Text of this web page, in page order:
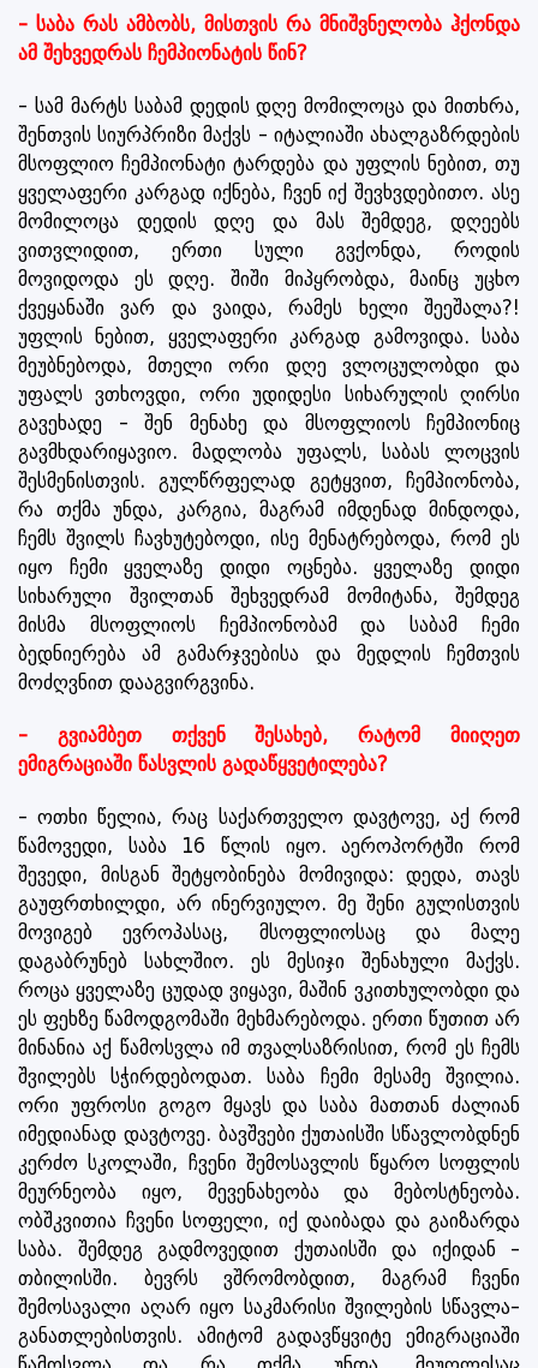
- საბა რას ამბობს, მისთვის რა მნიშვნელობა ჰქონდა
ამ შეხვედრას ჩემპიონატის წინ?
- სამ მარტს საბამ დედის დღე მომილოცა და მითხრა,
შენთვის სიურპრიზი მაქვს - იტალიაში ახალგაზრდების
მსოფლიო ჩემპიონატი ტარდება და უფლის ნებით, თუ
ყველაფერი კარგად იქნება, ჩვენ იქ შევხვდებითო. ასე
მომილოცა დედის დღე და მას შემდეგ, დღეებს
ვითვლიდით, ერთი სული გვქონდა, როდის
მოვიდოდა ეს დღე. შიში მიპყრობდა, მაინც უცხო
ქვეყანაში ვარ და ვაიდა, რამეს ხელი შეეშალა?!
უფლის ნებით, ყველაფერი კარგად გამოვიდა. საბა
მეუბნებოდა, მთელი ორი დღე ვლოცულობდი და
უფალს ვთხოვდი, ორი უდიდესი სიხარულის ღირსი
გავეხადე - შენ მენახე და მსოფლიოს ჩემპიონიც
გავმხდარიყავიო. მადლობა უფალს, საბას ლოცვის
შესმენისთვის. გულწრფელად გეტყვით, ჩემპიონობა,
რა თქმა უნდა, კარგია, მაგრამ იმდენად მინდოდა,
ჩემს შვილს ჩავხუტებოდი, ისე მენატრებოდა, რომ ეს
იყო ჩემი ყველაზე დიდი ოცნება. ყველაზე დიდი
სიხარული შვილთან შეხვედრამ მომიტანა, შემდეგ
მისმა მსოფლიოს ჩემპიონობამ და საბამ ჩემი
ბედნიერება ამ გამარჯვებისა და მედლის ჩემთვის
მოძღვნით დააგვირგვინა.
- გვიამბეთ თქვენ შესახებ, რატომ მიიღეთ
ემიგრაციაში წასვლის გადაწყვეტილება?
- ოთხი წელია, რაც საქართველო დავტოვე, აქ რომ
წამოვედი, საბა 16 წლის იყო. აეროპორტში რომ
შევედი, მისგან შეტყობინება მომივიდა: დედა, თავს
გაუფრთხილდი, არ ინერვიულო. მე შენი გულისთვის
მოვიგებ ევროპასაც, მსოფლიოსაც და მალე
დაგაბრუნებ სახლშიო. ეს მესიჯი შენახული მაქვს.
როცა ყველაზე ცუდად ვიყავი, მაშინ ვკითხულობდი და
ეს ფეხზე წამოდგომაში მეხმარებოდა. ერთი წუთით არ
მინანია აქ წამოსვლა იმ თვალსაზრისით, რომ ეს ჩემს
შვილებს სჭირდებოდათ. საბა ჩემი მესამე შვილია.
ორი უფროსი გოგო მყავს და საბა მათთან ძალიან
იმედიანად დავტოვე. ბავშვები ქუთაისში სწავლობდნენ
კერძო სკოლაში, ჩვენი შემოსავლის წყარო სოფლის
მეურნეობა იყო, მევენახეობა და მებოსტნეობა.
ობშკვითია ჩვენი სოფელი, იქ დაიბადა და გაიზარდა
საბა. შემდეგ გადმოვედით ქუთაისში და იქიდან -
თბილისში. ბევრს ვშრომობდით, მაგრამ ჩვენი
შემოსავალი აღარ იყო საკმარისი შვილების სწავლა-
განათლებისთვის. ამიტომ გადავწყვიტე ემიგრაციაში